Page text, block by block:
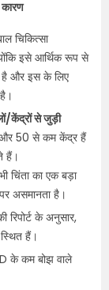
चिकित्सा
इसे आर्थिक रूप से
है और इस के लिए
केंद्रों से जुड़ी
और 50 से कम केंद्र हैं
हैं।
चिंता का एक बड़ा
असमानता है।
रिपोर्ट के अनुसार,
हैं।
के कम बोझ वाले